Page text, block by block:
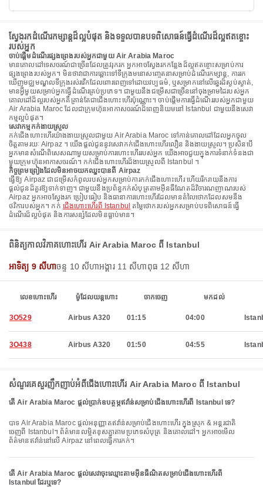
ស្វែងរកដំណើរកម្សាន្តដ៏ល្អបំផុត និងទទួលបានបទពិសោធន៍ធ្វើដំណើរដ៏ល្អឥតខ្ចោះ
របស់អ្នក
ចាប់ផ្តើមដំណើរផ្សងព្រេងរបស់អ្នកជាមួយ Air Arabia Maroc
មានគោលដៅទេសចរណ៍ជាច្រើនដែលត្រូវរុករក អ្នកអាចស្វែងរកកន្លែងដ៏ល្អឥតខ្ចោះសម្រាប់ការ
ផ្សងព្រេងរបស់អ្នក។ មិនថាវាជាការឆ្ពោះទៅទីក្រុងមនោសញ្ចេតនាសម្រាប់ដំណើរកម្សាន្ត, ការរក
ឃើញមជ្ឈមណ្ឌលទីក្រុងរស់រវើកដែលពោរពេញទៅដោយវប្បធម៌, ឬសម្រាកនៅលើឆ្នេរដ៏ស្ងប់ស្ងាត់,
មានអ្វីមួយសម្រាប់អ្នកធ្វើដំណើរគ្រប់ប្រភេទ។ ជាមួយនឹងជម្រើសជាច្រើននៅចុងម្រាមដៃរបស់អ្នក
គោលដៅដ៏ល្អរបស់អ្នកគឺគ្រាន់តែជាជើងហោះហើរប៉ុណ្ណោះ។ ចាប់ផ្តើមការធ្វើដំណើររបស់អ្នកជាមួយ
Air Arabia Maroc ដែលជាក្រុមហ៊ុនអាកាសចរណ៍ដ៏ពេញនិយមនៅ Istanbul ជាមួយនឹងសេវា
កម្មល្អបំផុត។
សេវាកម្មកក់ងាយស្រួល
កក់ជើងហោះហើរយ៉ាងងាយស្រួលជាមួយ Air Arabia Maroc ទៅកាន់គោលដៅដែលអ្នកចូល
ចិត្តតាមរយៈ Airpaz ។ យើងផ្តល់ជូននូវសេវាកក់ជើងហោះហើរលឿន និងងាយស្រួល។ ប្រសិនបើ
អ្នកមានសំណើពិសេសណាមួយសម្រាប់ការហោះហើររបស់អ្នក យើងអាចជួយក្នុងការទំនាក់ទំនងជា
មួយក្រុមហ៊ុនអាកាសចរណ៍។ កក់ជើងហោះហើរដ៏ងាយស្រួលពី Istanbul ។
កិច្ចព្រមព្រៀងដែលមិនអាចយកឈ្នះបានពី Airpaz
ធ្វើឱ្យ Airpaz ជាជម្រើសកំពូលរបស់អ្នកសម្រាប់ការកក់ជើងហោះហើរ ហើយរីករាយនឹងការ
ផ្តល់ជូនដ៏គួរឱ្យទាក់ទាញ។ ជាមួយនឹងប្រព័ន្ធកក់សំបុត្រតាមអ៊ីនធឺណែតដ៏វិចារណញាណរបស់
Airpaz អ្នកអាចស្វែងរក ប្រៀបធៀប និងធានាការហោះហើរដែលមានតំលៃថោកដែលសមនឹង
ថវិការបស់អ្នក។ កក់ ជើងហោះហើរពី Istanbul តម្លៃថោករបស់អ្នកសម្រាប់បទពិសោធន៍ធ្វើ
ដំណើរដ៏ល្អបំផុត និងការសន្សំដែលមិនធ្លាប់មាន។
ពិនិត្យកាលវិភាគហោះហើរ Air Arabia Maroc ពី Istanbul
អាទិត្យ 9 សីហាចន្ទ 10 សីហាអង្គារ 11 សីហាពុធ 12 សីហា
លេខហោះហើរ ម៉ូដែលយន្តហោះ ចាកចេញ មកដល់
3O529 Airbus A320 01:15 04:00
3O438 Airbus A320 01:50 04:55
សំណួរគេសួរញឹកញាប់អំពីជើងហោះហើរ Air Arabia Maroc ពី Istanbul
តើ Air Arabia Maroc ផ្តល់ប្រាក់ឧបត្ថម្ភឥវ៉ាន់សម្រាប់ជើងហោះហើរពី Istanbul ទេ?
បាទ Air Arabia Maroc ផ្តល់អនុញ្ញាតឥវ៉ាន់សម្រាប់ជើងហោះហើរ ក្នុងស្រុក & អន្តរជាតិ
ចេញពី Istanbul។ ព័ត៌មានលម្អិតខុសគ្នាតាមប្រភេទសំបុត្រ និងគោលដៅ។ អ្នកអាចមើល
ព័ត៌មានឥវ៉ាន់នៅលើ Airpaz នៅពេលធ្វើការកក់។
តើ Air Arabia Maroc ផ្តល់សេវាចុះឈ្មោះតាមអ៊ីនធឺណិតសម្រាប់ជើងហោះហើរពី
Istanbul ដែរឬទេ?